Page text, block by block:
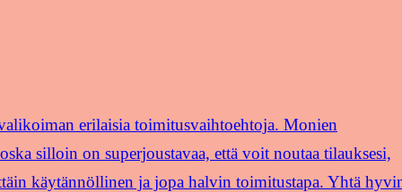
erilaisia toimitusvaihtoehtoja. Monien
silloin on superjoustavaa, että voit noutaa tilauksesi,
käytännöllinen ja jopa halvin toimitustapa. Yhtä